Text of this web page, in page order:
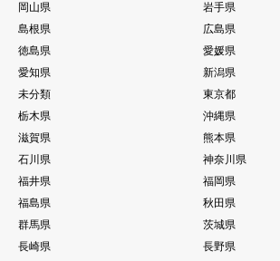
岡山県
岩手県
島根県
広島県
徳島県
愛媛県
愛知県
新潟県
未分類
東京都
栃木県
沖縄県
滋賀県
熊本県
石川県
神奈川県
福井県
福岡県
福島県
秋田県
群馬県
茨城県
長崎県
長野県